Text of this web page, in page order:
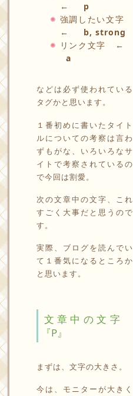
←
p
強調したい文字
←
b, strong
リンク文字 ←
a
などは必ず使われている
タグかと思います。
１番初めに書いたタイト
ルについての考察は言わ
ずもがな、いろいろなサ
イトで考察されているの
で今回は割愛。
次の文章中の文字、これ
すごく大事だと思うので
す。
実際、ブログを読んでい
て１番気になるところか
と思います。
文章中の文字
『P』
まずは、文字の大きさ。
今は、モニターが大きく